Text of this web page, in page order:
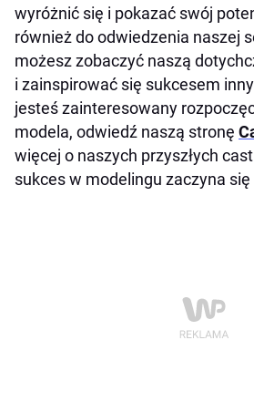
wyróżnić się i pokazać swój
również do odwiedzenia naszej
możesz zobaczyć naszą
i zainspirować się sukcesem
jesteś zainteresowany
modela, odwiedź naszą stronę
więcej o naszych przyszłych
sukces w modelingu zaczyna